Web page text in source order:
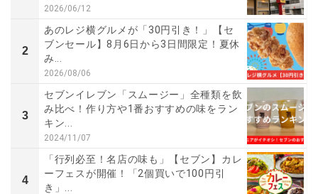
2026/06/12
2
あのレジ横グルメが「30円引き！」【セ
ブンセール】8月6日から3日間限定！夏休
み...
2026/08/06
3
セブンイレブン「スムージー」全種類を飲
み比べ！作り方や1番おすすめの味をラン
キン...
2024/11/07
4
「行列必至！名店の味も」【セブン】カレ
ーフェスが開催！「2個買いで100円引
き」...